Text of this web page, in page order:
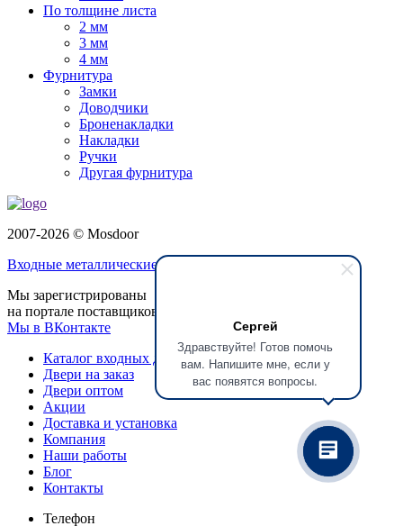
Сергей
Здравствуйте! Готов помочь
вам. Напишите мне, если у
вас появятся вопросы.
По толщине листа
2 мм
3 мм
4 мм
Фурнитура
Замки
Доводчики
Броненакладки
Накладки
Ручки
Другая фурнитура
2007-2026 © Mosdoor
Входные металлические двери
Мы зарегистрированы
на портале поставщиков
Мы в ВКонтакте
Каталог входных дверей
Двери на заказ
Двери оптом
Акции
Доставка и установка
Компания
Наши работы
Блог
Контакты
Телефон